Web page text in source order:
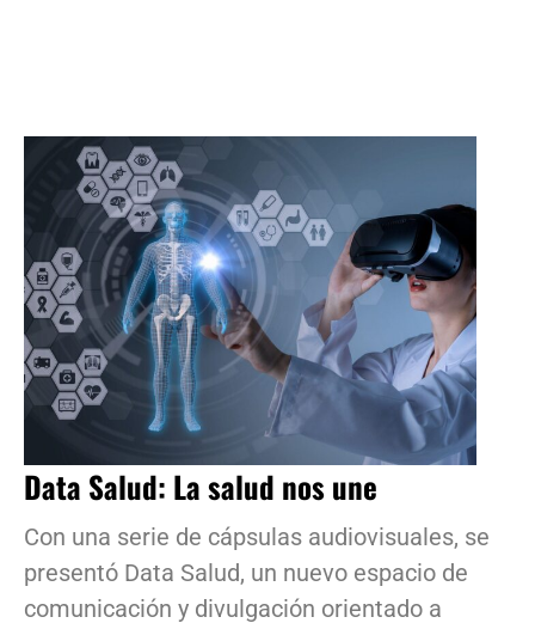
Data Salud: La salud nos une
Con una serie de cápsulas audiovisuales, se
presentó Data Salud, un nuevo espacio de
comunicación y divulgación orientado a